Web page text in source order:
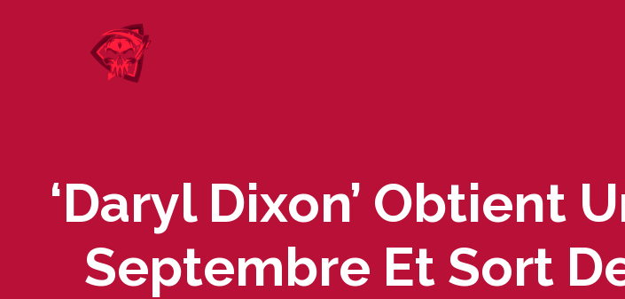
‘Daryl Dixon’ Obtient
Septembre Et Sort